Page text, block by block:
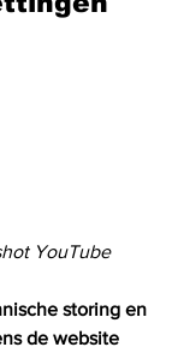
YouTube
storing en
de website